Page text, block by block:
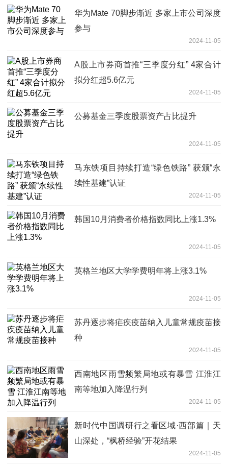
华为Mate 70脚步渐近 多家上市公司深度
参与
2024-11-05
A股上市券商首推“三季度分红” 4家合计
拟分红超5.6亿元
2024-11-05
公募基金三季度股票资产占比提升
2024-11-05
马东铁项目持续打造“绿色铁路” 获颁“永
续性基建”认证
2024-11-05
韩国10月消费者价格指数同比上涨1.3%
2024-11-05
英格兰地区大学学费明年将上涨3.1%
2024-11-05
苏丹逐步将疟疾疫苗纳入儿童常规疫苗接
种
2024-11-05
西南地区雨雪频繁局地或有暴雪 江淮江
南等地加入降温行列
2024-11-05
新时代中国调研行之看区域·西部篇｜天
山深处，“枫桥经验”开花结果
2024-11-05